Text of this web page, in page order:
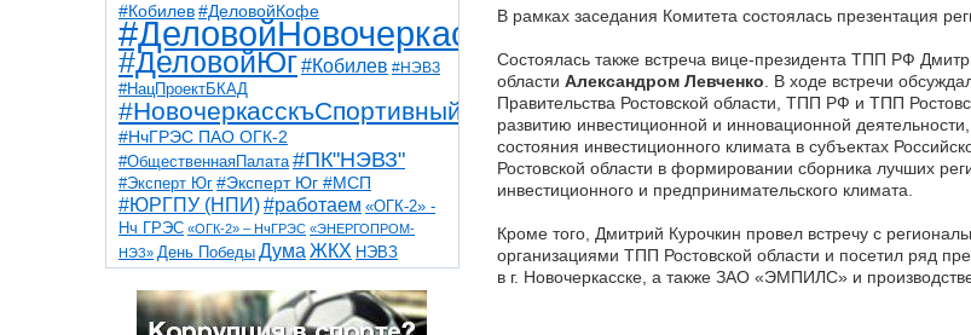
#Кобилев #ДеловойКофе
#ДеловойНовочеркасск
#ДеловойЮг#Кобилев #НЭВЗ
#НацПроектБКАД
#НовочеркасскъСпортивный
#НчГРЭС ПАО ОГК-2
#ОбщественнаяПалата #ПК"НЭВЗ"
#Эксперт Юг #Эксперт Юг #МСП
#ЮРГПУ (НПИ)#работаем «ОГК-2» -
Нч ГРЭС «ОГК-2» – НчГРЭС «ЭНЕРГОПРОМ-
НЭЗ» День Победы Дума ЖКХ НЭВЗ
НчГРЭС ТНТ
благоустройствоветераны выборы
детидороги казаки коррупция космос
В рамках заседания Комитета состоялась презентация
Состоялась также встреча вице-президента ТПП РФ
области Александром Левченко. В ходе встречи
Правительства Ростовской области, ТПП РФ и ТПП
развитию инвестиционной и инновационной
состояния инвестиционного климата в субъектах
Ростовской области в формировании сборника лучших
инвестиционного и предпринимательского климата.
Кроме того, Дмитрий Курочкин провел встречу с
организациями ТПП Ростовской области и посетил
в г. Новочеркасске, а также ЗАО «ЭМПИЛС» и